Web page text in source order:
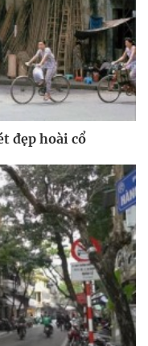
đẹp hoài cổ